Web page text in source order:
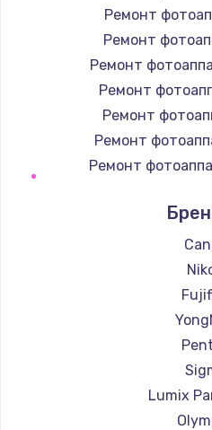
Ремонт
Ремонт
Ремонт
Ремонт
Ремонт
Ремонт
Ремонт
Ремонт
Ремонт
Ремонт
Lumix